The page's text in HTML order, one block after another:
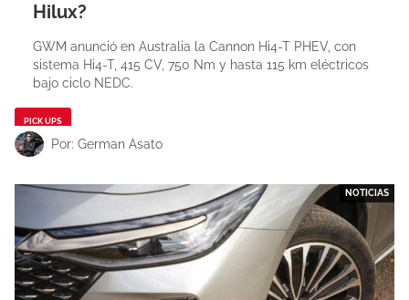
Hilux?
GWM anunció en Australia la Cannon Hi4-T PHEV, con
sistema Hi4-T, 415 CV, 750 Nm y hasta 115 km eléctricos
bajo ciclo NEDC.
PICK UPS
Por: German Asato
NOTICIAS